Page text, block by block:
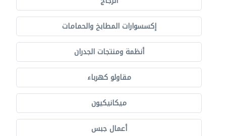
إكسسوارات المطابخ والحمامات
أنظمة ومنتجات الجدران
مقاولو كهرباء
ميكانيكيون
أعمال جبس